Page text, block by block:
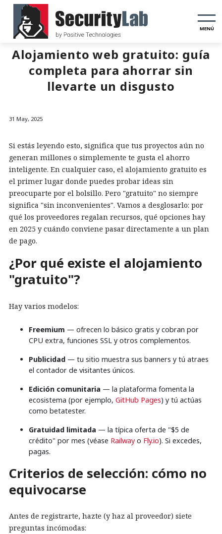
MENÚ
Alojamiento web gratuito: guía
completa para ahorrar sin
llevarte un disgusto
31 May, 2025
Si estás leyendo esto, significa que tus proyectos aún no
generan millones o simplemente te gusta el ahorro
inteligente. En cualquier caso, el alojamiento gratuito es
el primer lugar donde puedes probar ideas sin
preocuparte por el bolsillo. Pero "gratuito" no siempre
significa "sin inconvenientes". Vamos a desglosarlo: por
qué los proveedores regalan recursos, qué opciones hay
en 2025 y cuándo conviene pasar directamente a un plan
de pago.
¿Por qué existe el alojamiento
"gratuito"?
Hay varios modelos:
Freemium — ofrecen lo básico gratis y cobran por
CPU extra, funciones SSL y otros complementos.
Publicidad — tu sitio muestra sus banners y tú atraes
el contador de visitantes únicos.
Edición comunitaria — la plataforma fomenta la
ecosistema (por ejemplo, GitHub Pages) y tú actúas
como betatester.
Gratuidad limitada — la típica oferta de "$5 de
crédito" por mes (véase Railway o Fly.io). Si excedes,
pagas.
Criterios de selección: cómo no
equivocarse
Antes de registrarte, hazte (y haz al proveedor) siete
preguntas incómodas: